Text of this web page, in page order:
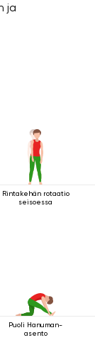
ja
Rintakehän rotaatio
seisoessa
Puoli Hanuman-
asento